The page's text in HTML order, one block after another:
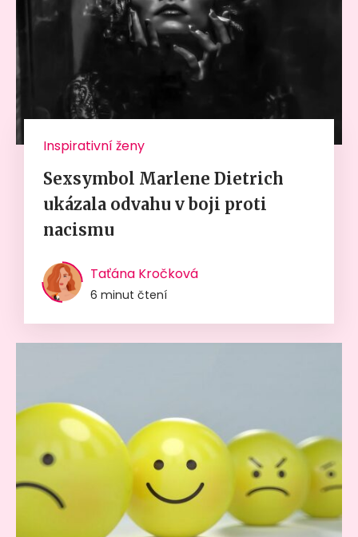
Inspirativní ženy
Sexsymbol Marlene Dietrich
ukázala odvahu v boji proti
nacismu
Taťána Kročková
6 minut čtení